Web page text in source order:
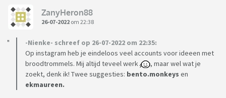
ZanyHeron88
26-07-2022 om 22:38
-Nienke- schreef op 26-07-2022 om 22:35:
Op instagram heb je eindeloos veel accounts voor ideeen met
broodtrommels. Mij altijd teveel werk
, maar wel wat je
zoekt, denk ik! Twee suggesties: bento.monkeys en
ekmaureen.